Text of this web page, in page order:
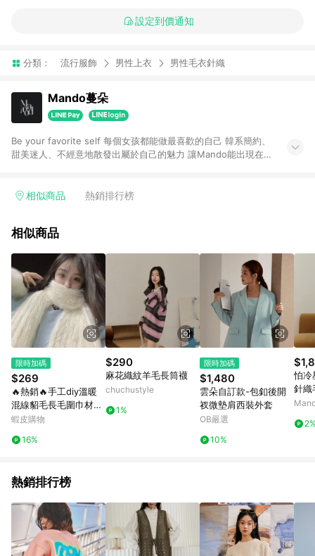
設定到價通知
分類： 流行服飾 男性上衣 男性毛衣針織
Mando蔓朵
Be your favorite self 每個女孩都能做最喜歡的自己 韓系簡約、
甜美迷人、不經意地散發出屬於自己的魅力 讓Mando能出現在你
相似商品 熱銷排行榜
相似商品
限時加碼
$269
🔥熱銷🔥手工diy溫暖
混線貂毛長毛圍巾材料
編織豆豆毛線棒針元寶
圍巾披肩 防寒保暖
蝦皮購物
16%
$290
麻花織紋羊毛長筒襪
chuchustyle
1%
限時加碼
$1,480
雲朵自訂款-包釦後開
衩微墊肩西裝外套
OB嚴選
10%
怕冷
針織
心
熱銷排行榜